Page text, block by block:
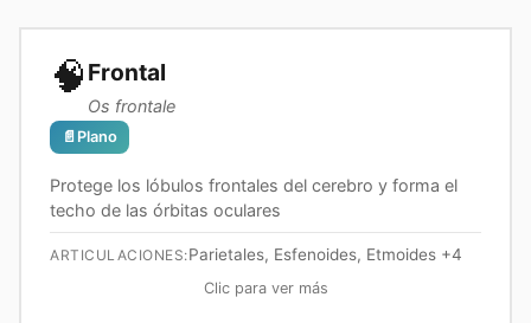
🧠 Frontal
Os frontale
📄 Plano
Protege los lóbulos frontales del cerebro y forma el
techo de las órbitas oculares
ARTICULACIONES:Parietales, Esfenoides, Etmoides+4
Clic para ver más